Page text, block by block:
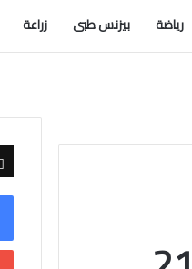
رياضة بيزنس طبى زراعة